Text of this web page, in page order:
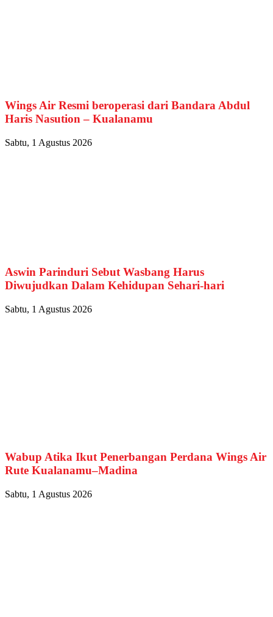
Wings Air Resmi beroperasi dari Bandara Abdul
Haris Nasution – Kualanamu
Sabtu, 1 Agustus 2026
Aswin Parinduri Sebut Wasbang Harus
Diwujudkan Dalam Kehidupan Sehari-hari
Sabtu, 1 Agustus 2026
Wabup Atika Ikut Penerbangan Perdana Wings Air
Rute Kualanamu–Madina
Sabtu, 1 Agustus 2026